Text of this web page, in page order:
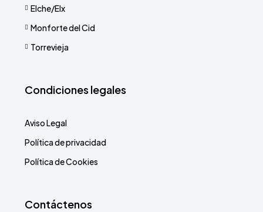
Elche/Elx
Monforte del Cid
Torrevieja
Condiciones legales
Aviso Legal
Política de privacidad
Política de Cookies
Contáctenos